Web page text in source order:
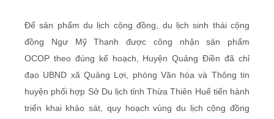
Để sản phẩm du lịch cộng đồng, du lịch sinh thái cộng
đồng Ngư Mỹ Thạnh được công nhận sản phẩm
OCOP theo đúng kế hoạch, Huyện Quảng Điền đã chỉ
đạo UBND xã Quảng Lợi, phòng Văn hóa và Thông tin
huyện phối hợp Sở Du lịch tỉnh Thừa Thiên Huế tiến hành
triển khai khảo sát, quy hoạch vùng du lịch cộng đồng